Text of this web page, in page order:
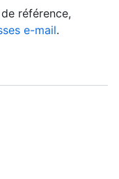
référence,
e-mail.